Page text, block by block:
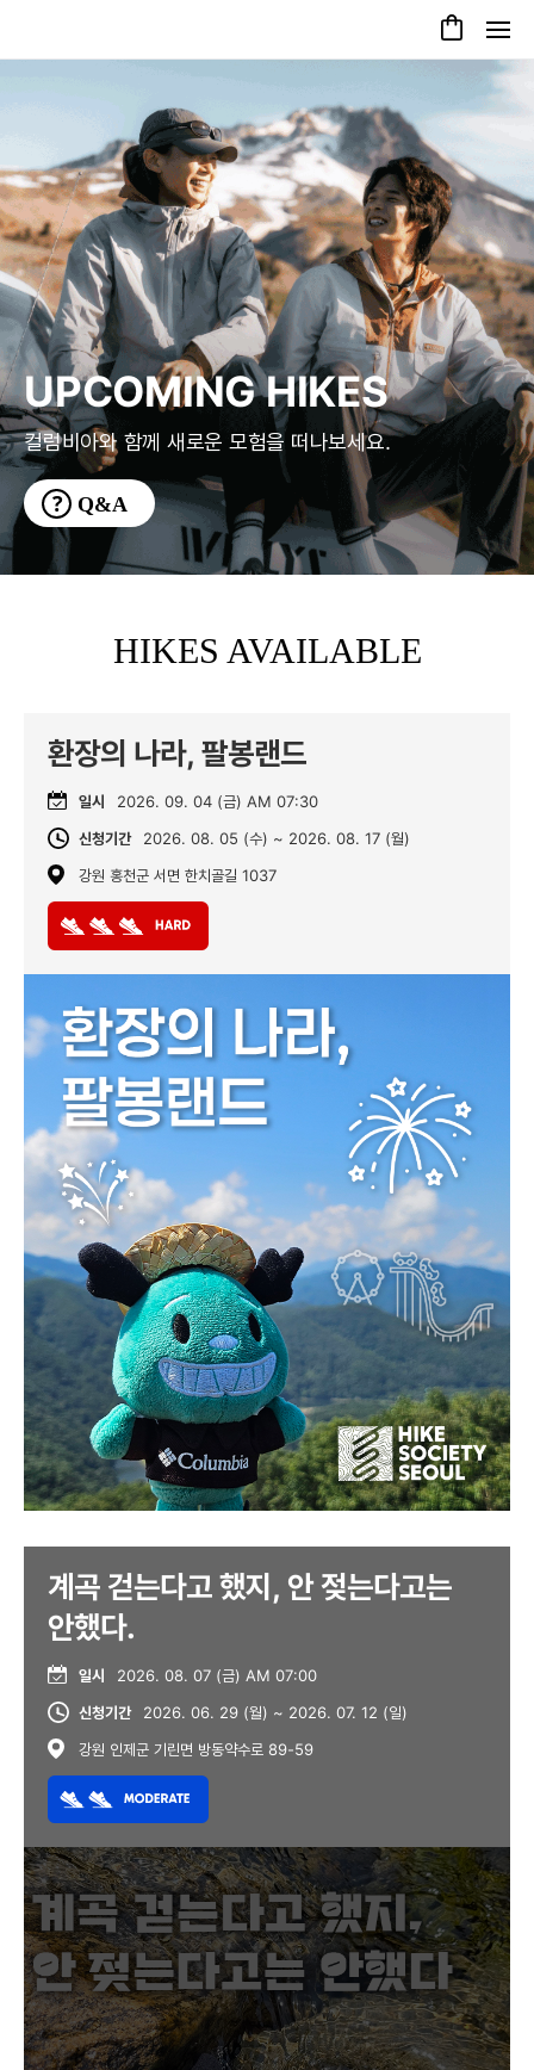
UPCOMING HIKES
컬럼비아와 함께 새로운 모험을 떠나보세요.
Q&A
HIKES AVAILABLE
환장의 나라, 팔봉랜드
일시
2026. 09. 04 (금) AM 07:30
신청기간
2026. 08. 05 (수) ~ 2026. 08. 17 (월)
강원 홍천군 서면 한치골길 1037
계곡 걷는다고 했지, 안 젖는다고는
안했다.
일시
2026. 08. 07 (금) AM 07:00
신청기간
2026. 06. 29 (월) ~ 2026. 07. 12 (일)
강원 인제군 기린면 방동약수로 89-59